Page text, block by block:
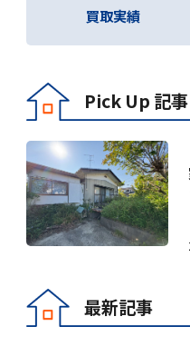
買取実績
Pick Up 記事
最新記事